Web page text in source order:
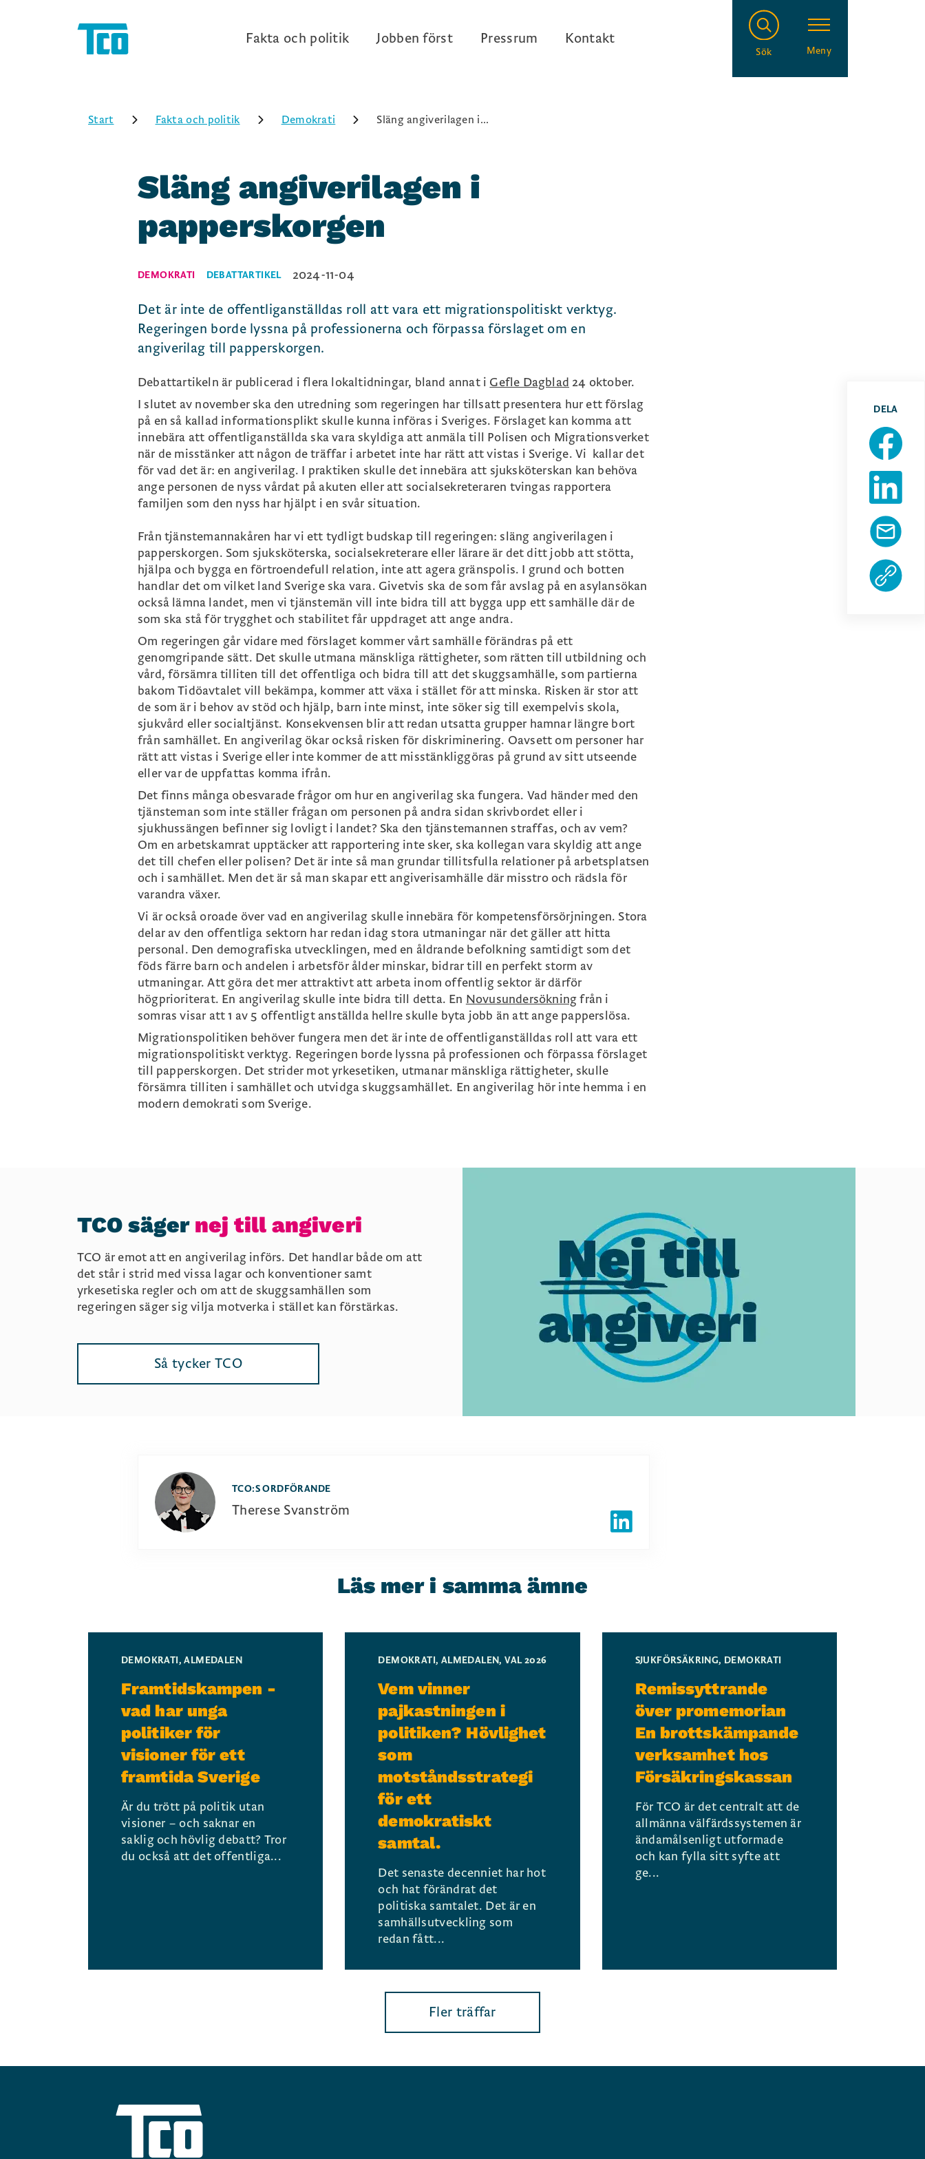
Fakta och politik Jobben först Pressrum Kontakt
Sök Meny
Start Fakta och politik Demokrati Släng angiverilagen i...
DELA
Släng angiverilagen i
papperskorgen
DEMOKRATI DEBATTARTIKEL 2024-11-04
Det är inte de offentliganställdas roll att vara ett migrationspolitiskt verktyg.
Regeringen borde lyssna på professionerna och förpassa förslaget om en
angiverilag till papperskorgen.
Debattartikeln är publicerad i flera lokaltidningar, bland annat i Gefle Dagblad 24 oktober.
I slutet av november ska den utredning som regeringen har tillsatt presentera hur ett förslag
på en så kallad informationsplikt skulle kunna införas i Sveriges. Förslaget kan komma att
innebära att offentliganställda ska vara skyldiga att anmäla till Polisen och Migrationsverket
när de misstänker att någon de träffar i arbetet inte har rätt att vistas i Sverige. Vi kallar det
för vad det är: en angiverilag. I praktiken skulle det innebära att sjuksköterskan kan behöva
ange personen de nyss vårdat på akuten eller att socialsekreteraren tvingas rapportera
familjen som den nyss har hjälpt i en svår situation.
Från tjänstemannakåren har vi ett tydligt budskap till regeringen: släng angiverilagen i
papperskorgen. Som sjuksköterska, socialsekreterare eller lärare är det ditt jobb att stötta,
hjälpa och bygga en förtroendefull relation, inte att agera gränspolis. I grund och botten
handlar det om vilket land Sverige ska vara. Givetvis ska de som får avslag på en asylansökan
också lämna landet, men vi tjänstemän vill inte bidra till att bygga upp ett samhälle där de
som ska stå för trygghet och stabilitet får uppdraget att ange andra.
Om regeringen går vidare med förslaget kommer vårt samhälle förändras på ett
genomgripande sätt. Det skulle utmana mänskliga rättigheter, som rätten till utbildning och
vård, försämra tilliten till det offentliga och bidra till att det skuggsamhälle, som partierna
bakom Tidöavtalet vill bekämpa, kommer att växa i stället för att minska. Risken är stor att
de som är i behov av stöd och hjälp, barn inte minst, inte söker sig till exempelvis skola,
sjukvård eller socialtjänst. Konsekvensen blir att redan utsatta grupper hamnar längre bort
från samhället. En angiverilag ökar också risken för diskriminering. Oavsett om personer har
rätt att vistas i Sverige eller inte kommer de att misstänkliggöras på grund av sitt utseende
eller var de uppfattas komma ifrån.
Det finns många obesvarade frågor om hur en angiverilag ska fungera. Vad händer med den
tjänsteman som inte ställer frågan om personen på andra sidan skrivbordet eller i
sjukhussängen befinner sig lovligt i landet? Ska den tjänstemannen straffas, och av vem?
Om en arbetskamrat upptäcker att rapportering inte sker, ska kollegan vara skyldig att ange
det till chefen eller polisen? Det är inte så man grundar tillitsfulla relationer på arbetsplatsen
och i samhället. Men det är så man skapar ett angiverisamhälle där misstro och rädsla för
varandra växer.
Vi är också oroade över vad en angiverilag skulle innebära för kompetensförsörjningen. Stora
delar av den offentliga sektorn har redan idag stora utmaningar när det gäller att hitta
personal. Den demografiska utvecklingen, med en åldrande befolkning samtidigt som det
föds färre barn och andelen i arbetsför ålder minskar, bidrar till en perfekt storm av
utmaningar. Att göra det mer attraktivt att arbeta inom offentlig sektor är därför
högprioriterat. En angiverilag skulle inte bidra till detta. En Novusundersökningfrån i
somras visar att 1 av 5 offentligt anställda hellre skulle byta jobb än att ange papperslösa.
Migrationspolitiken behöver fungera men det är inte de offentliganställdas roll att vara ett
migrationspolitiskt verktyg. Regeringen borde lyssna på professionen och förpassa förslaget
till papperskorgen. Det strider mot yrkesetiken, utmanar mänskliga rättigheter, skulle
försämra tilliten i samhället och utvidga skuggsamhället. En angiverilag hör inte hemma i en
modern demokrati som Sverige.
TCO säger nej till angiveri
TCO är emot att en angiverilag införs. Det handlar både om att
det står i strid med vissa lagar och konventioner samt
yrkesetiska regler och om att de skuggsamhällen som
regeringen säger sig vilja motverka i stället kan förstärkas.
Så tycker TCO
TCO:S ORDFÖRANDE
Therese Svanström
Läs mer i samma ämne
DEMOKRATI,ALMEDALEN
Framtidskampen -
vad har unga
politiker för
visioner för ett
framtida Sverige
Är du trött på politik utan
visioner – och saknar en
saklig och hövlig debatt? Tror
du också att det offentliga...
DEMOKRATI, ALMEDALEN,VAL 2026
Vem vinner
pajkastningen i
politiken? Hövlighet
som
motståndsstrategi
för ett
demokratiskt
samtal.
Det senaste decenniet har hot
och hat förändrat det
politiska samtalet. Det är en
samhällsutveckling som
redan fått...
SJUKFÖRSÄKRING, DEMOKRATI
Remissyttrande
över promemorian
En brottskämpande
verksamhet hos
Försäkringskassan
För TCO är det centralt att de
allmänna välfärdssystemen är
ändamålsenligt utformade
och kan fylla sitt syfte att
ge...
Fler träffar